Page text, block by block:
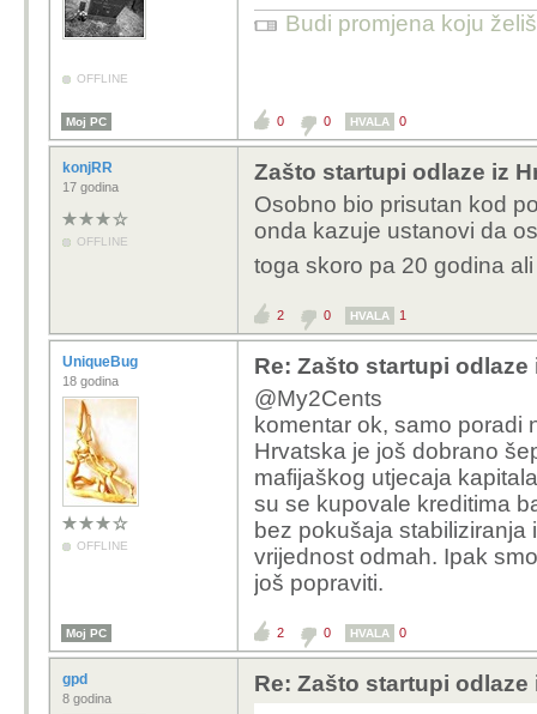
OFFLINE
Budi promjena koju
Moj PC 0 0 HVALA 0
konjRR
17 godina
OFFLINE
Zašto startupi odlaze iz
Osobno bio prisutan kod
onda kazuje ustanovi da
toga skoro pa 20 godina
2 0 HVALA 1
UniqueBug
18 godina
OFFLINE
Re: Zašto startupi
@My2Cents
komentar ok, samo poradi
Hrvatska je još dobrano
mafijaškog utjecaja
su se kupovale kreditima
bez pokušaja
vrijednost odmah. Ipak
još popraviti.
Moj PC 2 0 HVALA 0
gpd
8 godina
Re: Zašto startupi